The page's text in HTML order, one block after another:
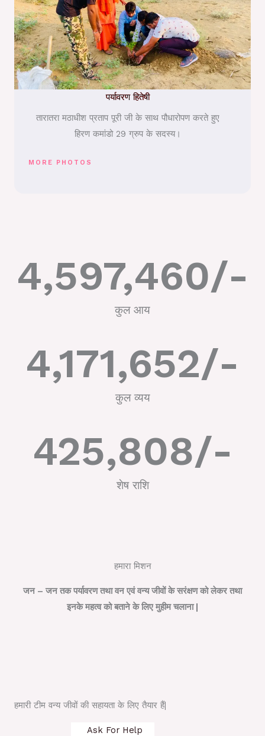
पर्यावरण हितेषी
तारातरा मठाधीश प्रताप पूरी जी के साथ पौधारोपण करते हुए
हिरण कमांडो 29 ग्रुप के सदस्य।
MORE PHOTOS
कुल आय
4,597,460/-
कुल व्यय
4,171,652/-
शेष राशि
425,808/-
हमारा मिशन
जन – जन तक पर्यावरण तथा वन एवं वन्य जीवों के सरंक्षण को लेकर तथा
इनके महत्व को बताने के लिए मुहीम चलाना |
हमारी टीम वन्य जीवों की सहायता के लिए तैयार हैं|
Ask For Help